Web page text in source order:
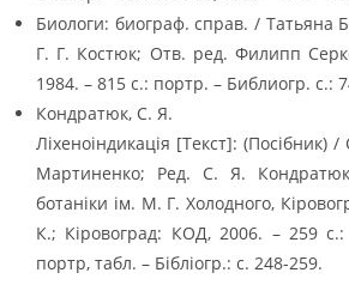
Биологи: биограф. справ. / Татьяна
Г. Г. Костюк; Отв. ред. Филипп
1984. – 815 с.: портр. – Библиогр. с.:
Кондратюк, С. Я.
Ліхеноіндикація [Текст]:
Мартиненко; Ред. С. Я.
ботаніки ім. М. Г. Холодного,
К.; Кіровоград: КОД, 2006. – 259 с.:
портр, табл. – Бібліогр.: с. 248-259.